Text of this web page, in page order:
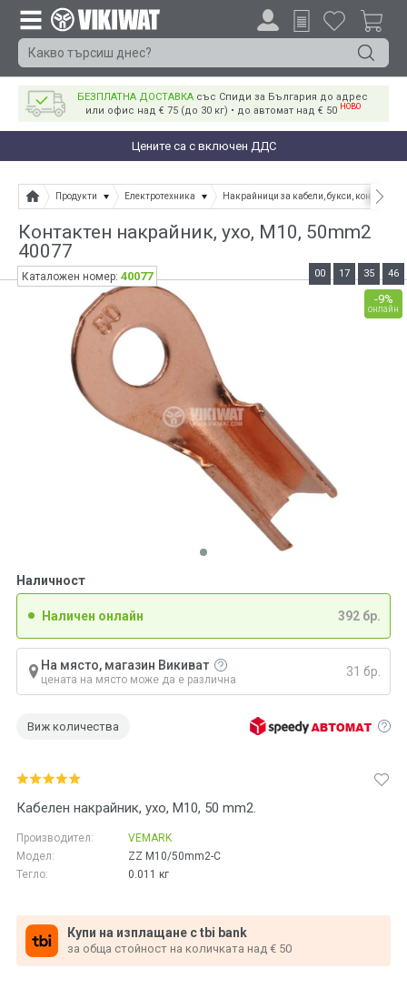
БЕЗПЛАТНА ДОСТАВКА със Спиди за България до адрес
или офис над € 75 (до 30 кг) • до автомат над € 50 НОВО
Цените са с включен ДДС
Продукти Електротехника Накрайници за кабели, букси, конектори
Контактен накрайник, ухо, M10, 50mm2
40077
Кабелен накрайник, ухо, M10, 50 mm2.
Производител:
VEMARK
Модел:
ZZ M10/50mm2-C
Тегло:
0.011 кг
Купи на изплащане с tbi bank
за обща стойност на количката над € 50
Наличност
Наличен онлайн 392 бр.
На място, магазин Викиват
цената на място може да е различна
31 бр.
Виж количества
-9%
онлайн
00 17 35 46
Каталожен номер: 40077